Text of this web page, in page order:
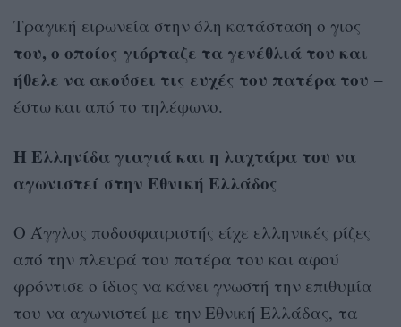
Τραγική ειρωνεία στην όλη κατάσταση ο γιος
του, ο οποίος γιόρταζε τα γενέθλιά του και
ήθελε να ακούσει τις ευχές του πατέρα του –
έστω και από το τηλέφωνο.
Η Ελληνίδα γιαγιά και η λαχτάρα του να
αγωνιστεί στην Εθνική Ελλάδος
Ο Άγγλος ποδοσφαιριστής είχε ελληνικές ρίζες
από την πλευρά του πατέρα του και αφού
φρόντισε ο ίδιος να κάνει γνωστή την επιθυμία
του να αγωνιστεί με την Εθνική Ελλάδας, τα